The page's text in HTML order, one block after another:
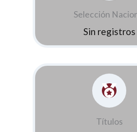
Selección
Sin registros
Títulos